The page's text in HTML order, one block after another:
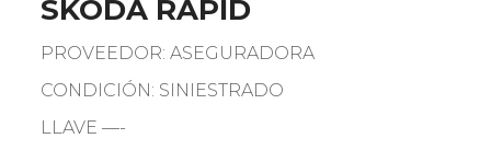
SKODA RAPID
PROVEEDOR: ASEGURADORA
CONDICIÓN: SINIESTRADO
LLAVE —-